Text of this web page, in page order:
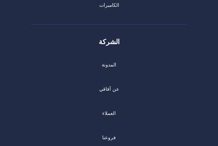
الكاميرات
الشركة
المدونة
عن آفاقي
العملاء
فروعنا